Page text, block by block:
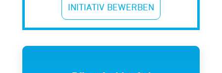
INITIATIV BEWERBEN